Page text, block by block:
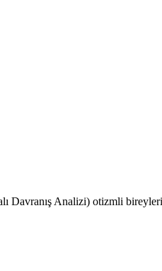
Davranış Analizi) otizmli